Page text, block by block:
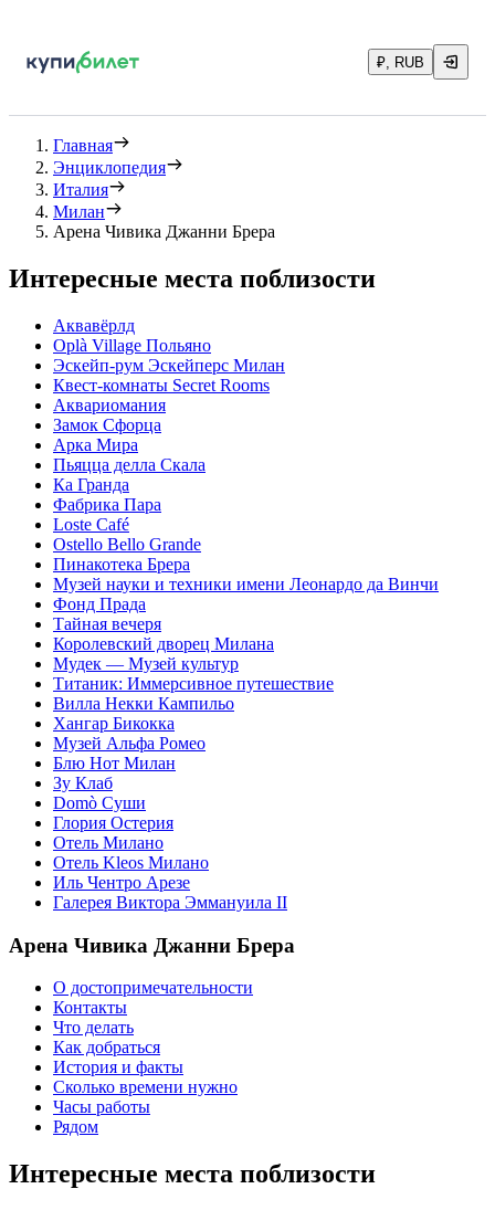
₽, RUB
Главная
Энциклопедия
Италия
Милан
Арена Чивика Джанни Брера
Интересные места поблизости
Аквавёрлд
Oplà Village Польяно
Эскейп-рум Эскейперс Милан
Квест-комнаты Secret Rooms
Аквариомания
Замок Сфорца
Арка Мира
Пьяцца делла Скала
Ка Гранда
Фабрика Пара
Loste Café
Ostello Bello Grande
Пинакотека Брера
Музей науки и техники имени Леонардо да Винчи
Фонд Прада
Тайная вечеря
Королевский дворец Милана
Мудек — Музей культур
Титаник: Иммерсивное путешествие
Вилла Некки Кампильо
Хангар Бикокка
Музей Альфа Ромео
Блю Нот Милан
Зу Клаб
Domò Суши
Глория Остерия
Отель Милано
Отель Kleos Милано
Иль Чентро Арезе
Галерея Виктора Эммануила II
Арена Чивика Джанни Брера
О достопримечательности
Контакты
Что делать
Как добраться
История и факты
Сколько времени нужно
Часы работы
Рядом
Интересные места поблизости